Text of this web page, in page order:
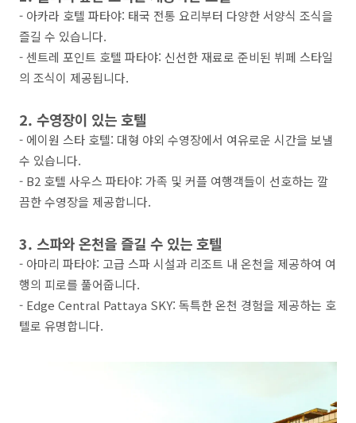
- 아카라 호텔 파타야: 태국 전통 요리부터 다양한 서양식 조식을
즐길 수 있습니다.
- 센트레 포인트 호텔 파타야: 신선한 재료로 준비된 뷔페 스타일
의 조식이 제공됩니다.
2. 수영장이 있는 호텔
- 에이원 스타 호텔: 대형 야외 수영장에서 여유로운 시간을 보낼
수 있습니다.
- B2 호텔 사우스 파타야: 가족 및 커플 여행객들이 선호하는 깔
끔한 수영장을 제공합니다.
3. 스파와 온천을 즐길 수 있는 호텔
- 아마리 파타야: 고급 스파 시설과 리조트 내 온천을 제공하여 여
행의 피로를 풀어줍니다.
- Edge Central Pattaya SKY: 독특한 온천 경험을 제공하는 호
텔로 유명합니다.